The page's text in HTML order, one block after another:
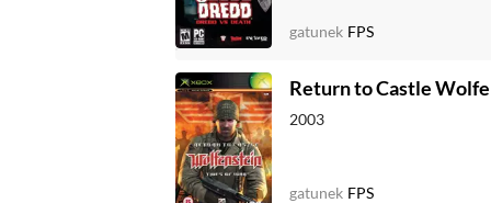
gatunek FPS
Return to Castle
2003
gatunek FPS